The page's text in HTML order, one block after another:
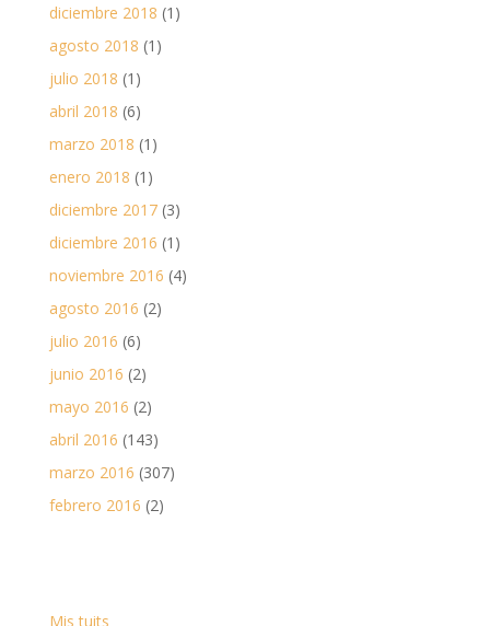
diciembre 2018 (1)
agosto 2018 (1)
julio 2018 (1)
abril 2018 (6)
marzo 2018 (1)
enero 2018 (1)
diciembre 2017(3)
diciembre 2016 (1)
noviembre 2016 (4)
agosto 2016 (2)
julio 2016 (6)
junio 2016 (2)
mayo 2016 (2)
abril 2016 (143)
marzo 2016 (307)
febrero 2016 (2)
Mis tuits